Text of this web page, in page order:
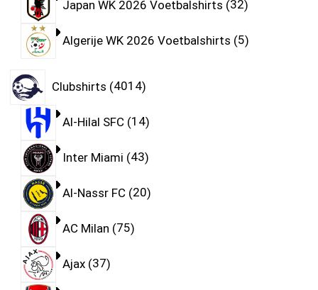
Japan WK 2026 Voetbalshirts 32
Algerije WK 2026 Voetbalshirts 5
Clubshirts 4014
Al-Hilal SFC 14
Inter Miami 43
Al-Nassr FC 20
AC Milan 75
Ajax 37